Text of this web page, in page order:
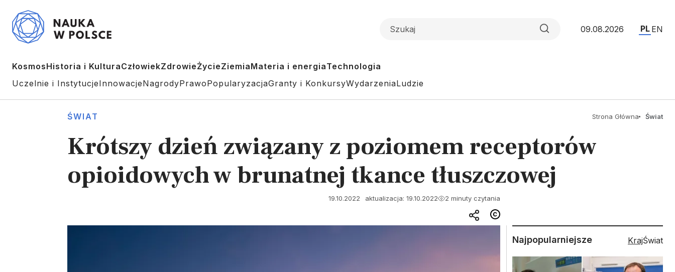
09.08.2026 PL EN
KosmosHistoria i KulturaCzłowiekZdrowieŻycieZiemiaMateria i energiaTechnologia
Uczelnie i InstytucjeInnowacjeNagrodyPrawoPopularyzacjaGranty i KonkursyWydarzeniaLudzie
ŚWIAT Strona Główna Świat
Krótszy dzień związany z poziomem receptorów
opioidowych w brunatnej tkance tłuszczowej
19.10.2022 aktualizacja: 19.10.2022 2 minuty czytania
Najpopularniejsze KrajŚwiat